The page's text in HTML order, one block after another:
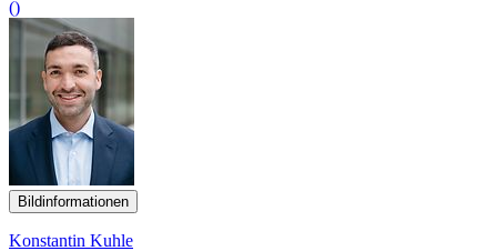
()
Bildinformationen
Konstantin Kuhle